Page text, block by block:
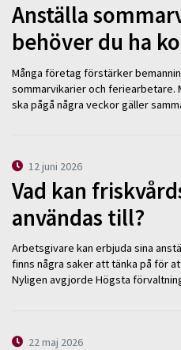
Anställa
behöver du ha
Många företag förstärker
sommarvikarier och feriearbetare.
ska pågå några veckor gäller
12 juni 2026
Vad kan
användas till?
Arbetsgivare kan erbjuda sina
finns några saker att tänka på för
Nyligen avgjorde Högsta
22 maj 2026